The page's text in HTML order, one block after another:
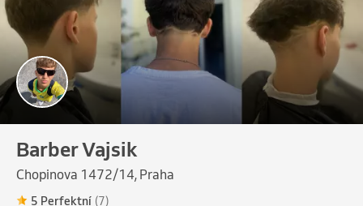
Barber Vajsik
Chopinova 1472/14, Praha
5 Perfektní (7)